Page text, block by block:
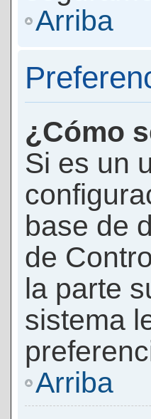
Arriba
¿Cómo
Si es un
base de
de
la parte
sistema
Arriba